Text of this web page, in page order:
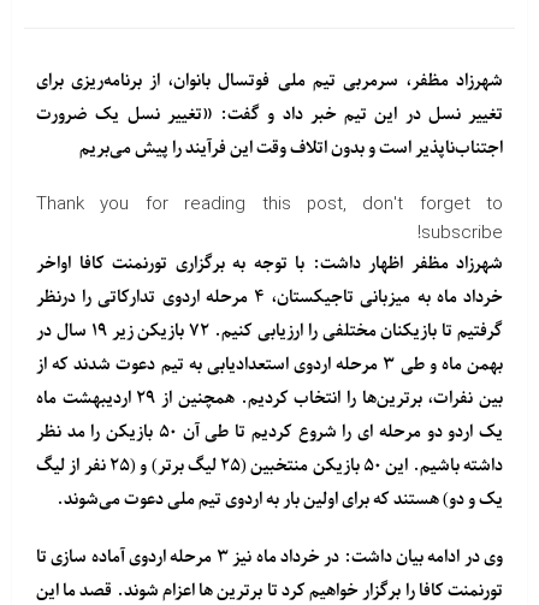
شهرزاد مظفر، سرمربی تیم ملی فوتسال بانوان، از برنامه‌ریزی برای
تغییر نسل در این تیم خبر داد و گفت: «تغییر نسل یک ضرورت
اجتناب‌ناپذیر است و بدون اتلاف وقت این فرآیند را پیش می‌بریم
Thank you for reading this post, don't forget to
subscribe!
شهرزاد مظفر اظهار داشت: با توجه به برگزاری تورنمنت کافا اواخر
خرداد ماه به میزبانی تاجیکستان، ۴ مرحله اردوی تدارکاتی را درنظر
گرفتیم تا بازیکنان مختلفی را ارزیابی کنیم. ۷۲ بازیکن زیر ۱۹ سال در
بهمن ماه و طی ۳ مرحله اردوی استعدادیابی به تیم دعوت شدند که از
بین نفرات، برترین‌ها را انتخاب کردیم. همچنین از ۲۹ اردیبهشت ماه
یک اردو دو مرحله ای را شروع کردیم تا طی آن ۵۰ بازیکن را مد نظر
داشته باشیم. این ۵۰ بازیکن منتخبین (۲۵ لیگ برتر) و (۲۵ نفر از لیگ
یک و دو) هستند که برای اولین بار به اردوی تیم ملی دعوت می‌شوند.
وی در ادامه بیان داشت: در خرداد ماه نیز ۳ مرحله اردوی آماده سازی تا
تورنمنت کافا را برگزار خواهیم کرد تا برترین ها اعزام شوند. قصد ما این